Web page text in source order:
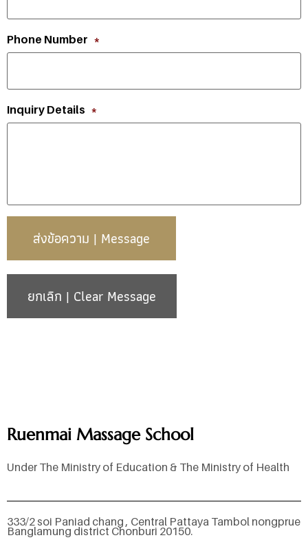
Phone Number *
Inquiry Details *
Ruenmai Massage School
Under The Ministry of Education & The Ministry of Health
333/2 soi Paniad chang , Central Pattaya Tambol nongprue
Banglamung district Chonburi 20150.